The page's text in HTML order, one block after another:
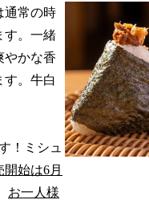
通常の時
す。一緒
やかな香
す。牛白
！ミシュ
開始は6月
お一人様